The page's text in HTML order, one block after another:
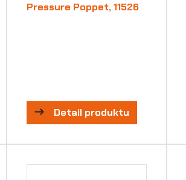
Pressure Poppet, 11526
Detail produktu